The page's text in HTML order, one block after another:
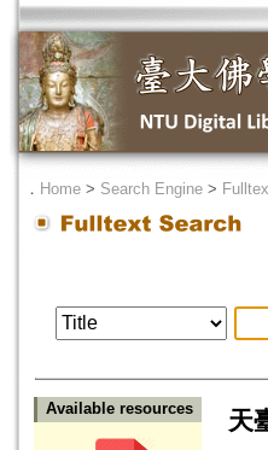
． Home > Search Engine >
Available resources
天